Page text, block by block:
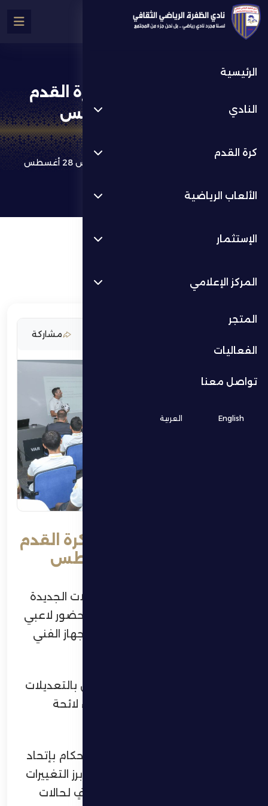
الرئيسية
النادي
كرة القدم
الألعاب الرياضية
الإستثمار
المركز الإعلامي
المتجر
الفعاليات
تواصل معنا
English العربية
إستضاف نادي الظفرة لكرة القدم
مساء الخميس 28 أغسطس
كرة القدم
إستضاف نادي الظفرة لكرة القدم مساء الخميس 28 أغسطس
مشاركة
إستضاف نادي الظفرة لكرة القدم
ورشة عمل متخصصة حول التعديلات الجديدة
في قانون التحكيم في كرة القدم،بحضور لاعبي
الفريق الأول لكرة القدم بالنادي والجهاز الفني
وتأتي الورشة في إطار تنوير اللاعبين بالتعديلات
الجديدة في قانون اللعبة وإستيفاء لائحة
قدم الورشة لي بروبرت، مدير إدارة الحكام بإتحاد
الإمارات لكرة القدم الذي استعرض أبرز التغييرات
التي طرأت على القانون، مع شرح وافٍ لحالات